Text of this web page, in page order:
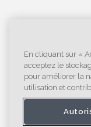
En cliquant sur «
acceptez le
pour améliorer la
utilisation et